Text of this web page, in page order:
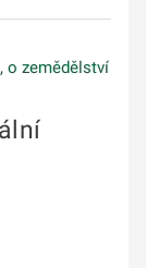
o zemědělství